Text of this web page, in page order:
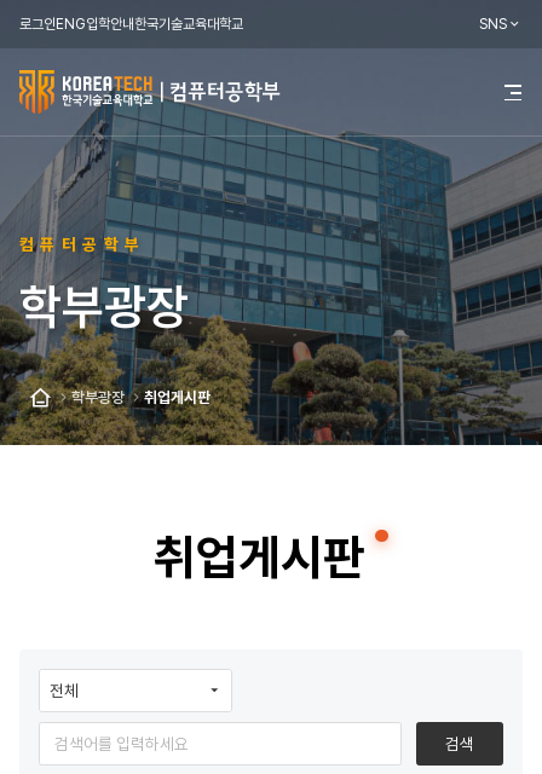
로그인ENG입학안내한국기술교육대학교 SNS
한
국
기
교
육
대
학
교
전
메
뉴
컴퓨터공학부
학부광장
홈
학부광장 취업게시판
취업게시판
검색